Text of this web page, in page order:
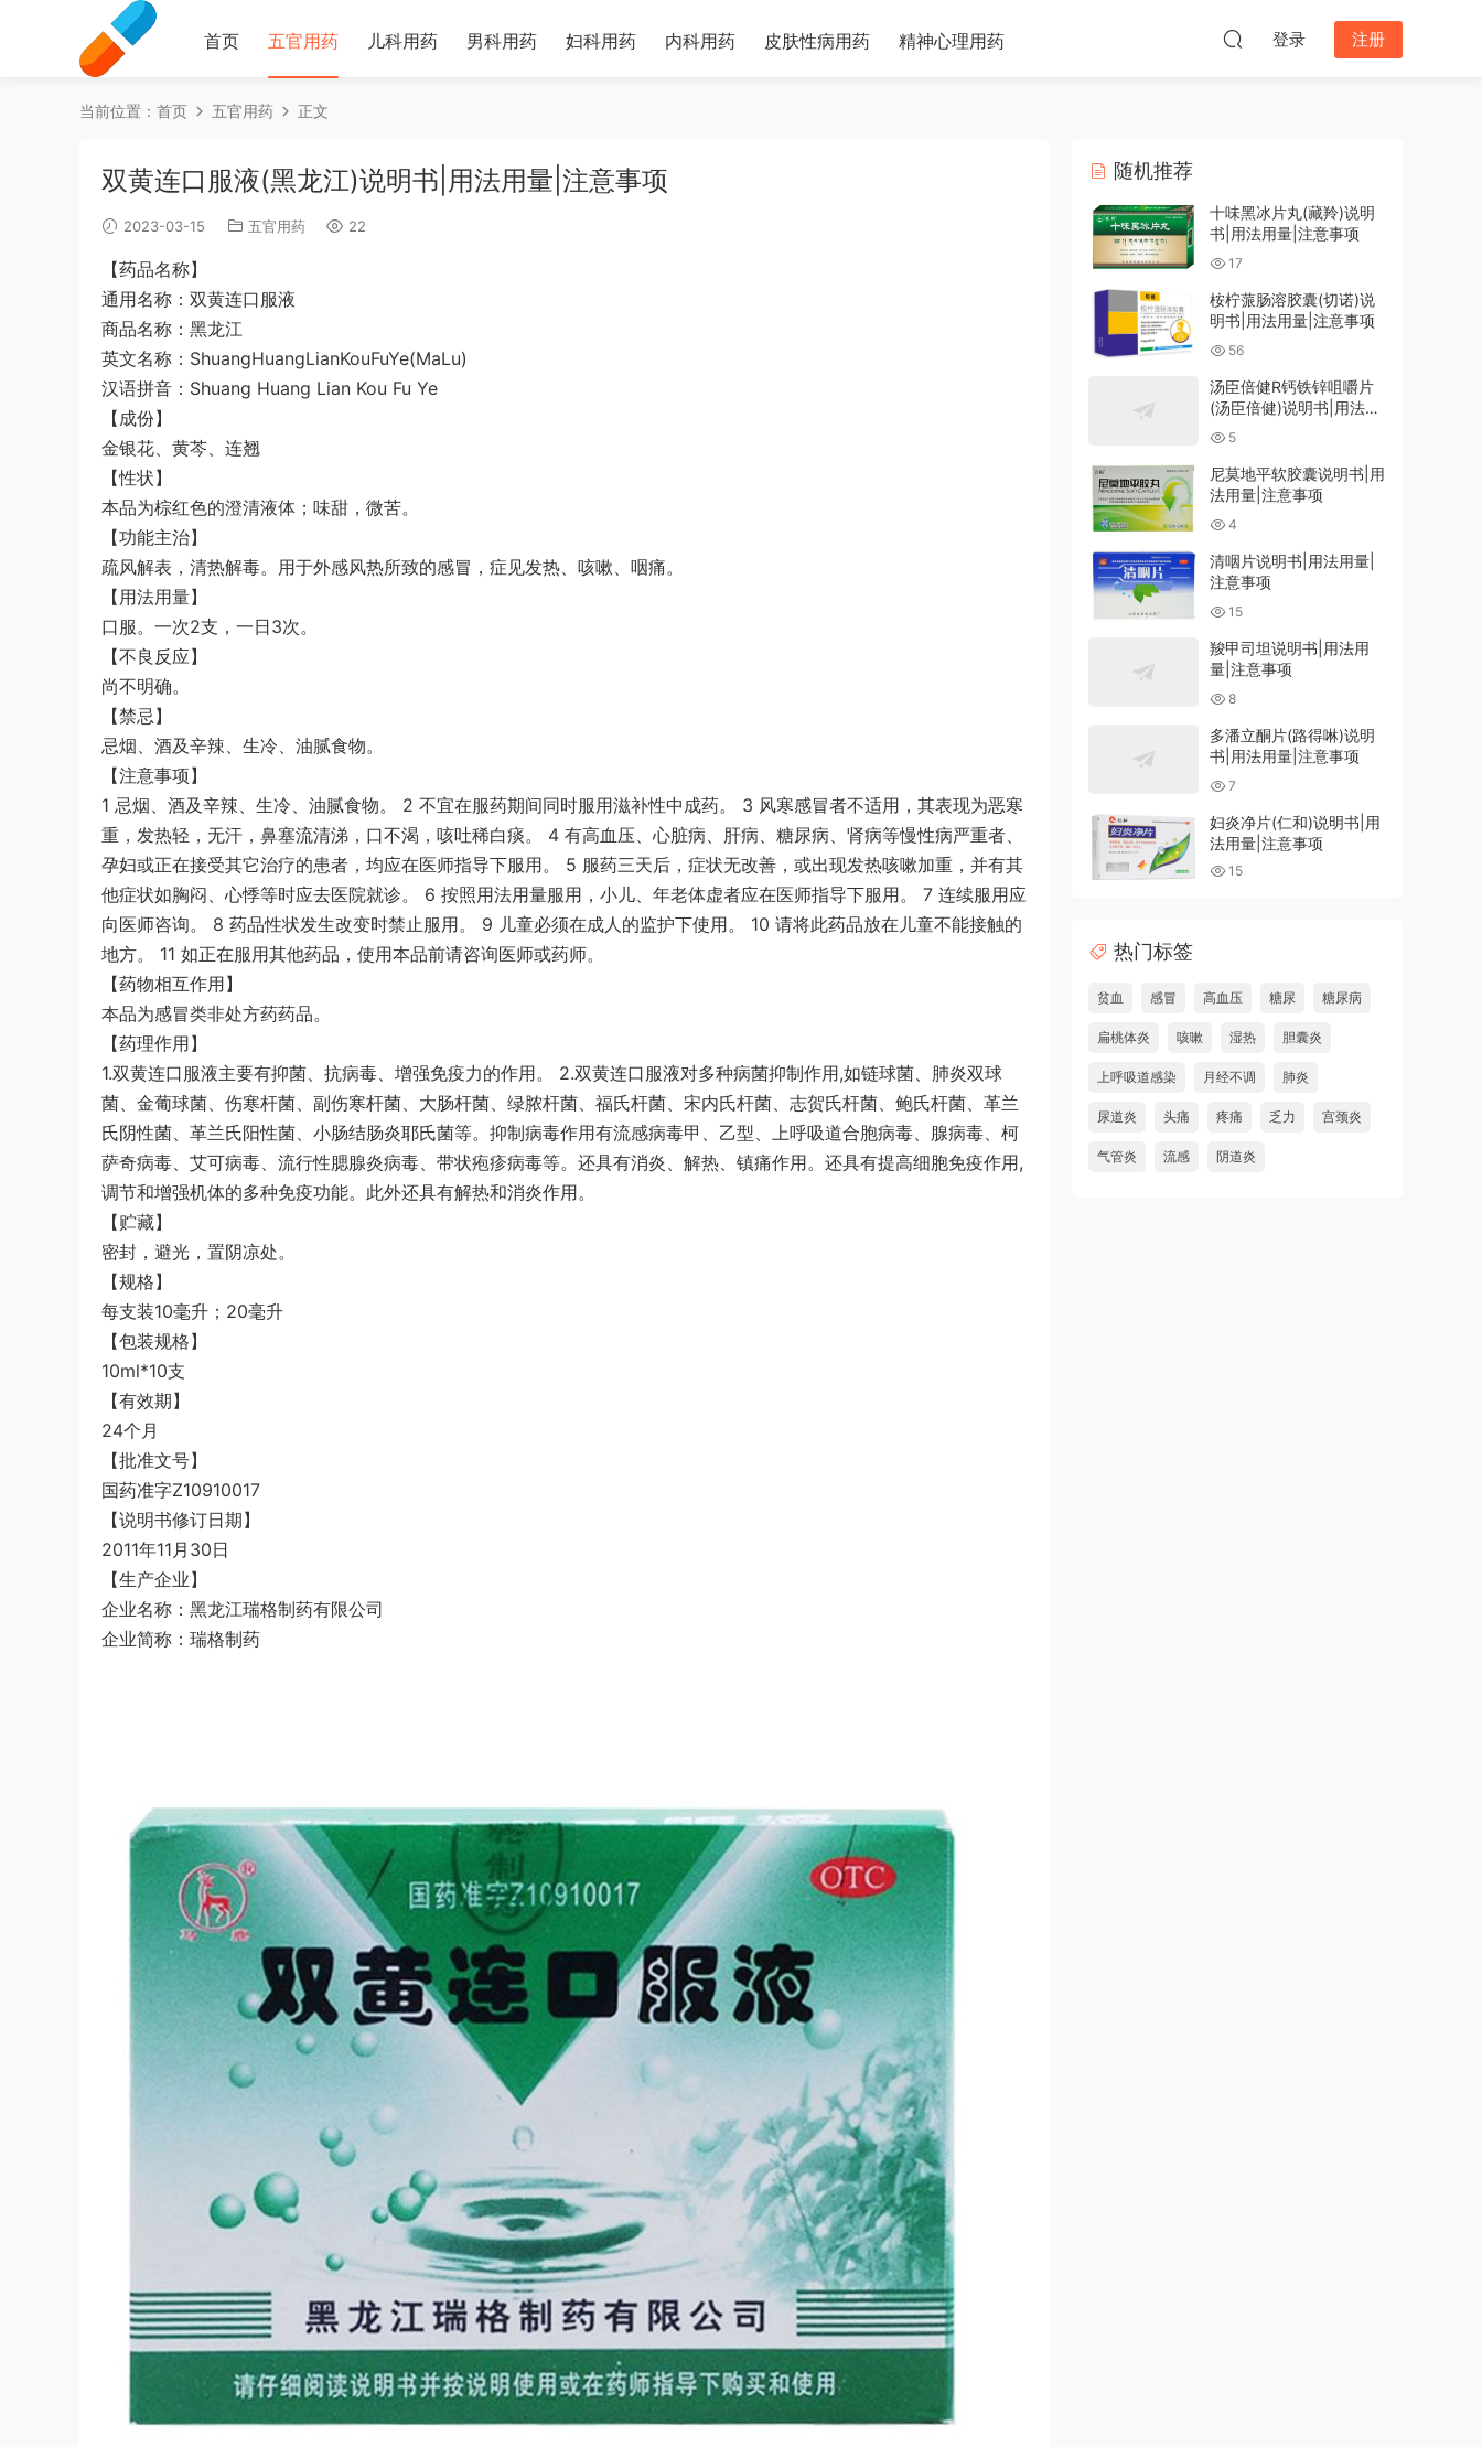
首页 五官用药 儿科用药 男科用药 妇科用药 内科用药 皮肤性病用药 精神心理用药 登录 注册
当前位置： 首页 五官用药 正文
双黄连口服液(黑龙江)说明书|用法用量|注意事项
2023-03-15 五官用药 22
【药品名称】
通用名称：双黄连口服液
商品名称：黑龙江
英文名称：ShuangHuangLianKouFuYe(MaLu)
汉语拼音：Shuang Huang Lian Kou Fu Ye
【成份】
金银花、黄芩、连翘
【性状】
本品为棕红色的澄清液体；味甜，微苦。
【功能主治】
疏风解表，清热解毒。用于外感风热所致的感冒，症见发热、咳嗽、咽痛。
【用法用量】
口服。一次2支，一日3次。
【不良反应】
尚不明确。
【禁忌】
忌烟、酒及辛辣、生冷、油腻食物。
【注意事项】
1 忌烟、酒及辛辣、生冷、油腻食物。 2 不宜在服药期间同时服用滋补性中成药。 3 风寒感冒者不适用，其表现为恶寒
重，发热轻，无汗，鼻塞流清涕，口不渴，咳吐稀白痰。 4 有高血压、心脏病、肝病、糖尿病、肾病等慢性病严重者、
孕妇或正在接受其它治疗的患者，均应在医师指导下服用。 5 服药三天后，症状无改善，或出现发热咳嗽加重，并有其
他症状如胸闷、心悸等时应去医院就诊。 6 按照用法用量服用，小儿、年老体虚者应在医师指导下服用。 7 连续服用应
向医师咨询。 8 药品性状发生改变时禁止服用。 9 儿童必须在成人的监护下使用。 10 请将此药品放在儿童不能接触的
地方。 11 如正在服用其他药品，使用本品前请咨询医师或药师。
【药物相互作用】
本品为感冒类非处方药药品。
【药理作用】
1.双黄连口服液主要有抑菌、抗病毒、增强免疫力的作用。 2.双黄连口服液对多种病菌抑制作用,如链球菌、肺炎双球
菌、金葡球菌、伤寒杆菌、副伤寒杆菌、大肠杆菌、绿脓杆菌、福氏杆菌、宋内氏杆菌、志贺氏杆菌、鲍氏杆菌、革兰
氏阴性菌、革兰氏阳性菌、小肠结肠炎耶氏菌等。抑制病毒作用有流感病毒甲、乙型、上呼吸道合胞病毒、腺病毒、柯
萨奇病毒、艾可病毒、流行性腮腺炎病毒、带状疱疹病毒等。还具有消炎、解热、镇痛作用。还具有提高细胞免疫作用,
调节和增强机体的多种免疫功能。此外还具有解热和消炎作用。
【贮藏】
密封，避光，置阴凉处。
【规格】
每支装10毫升；20毫升
【包装规格】
10ml*10支
【有效期】
24个月
【批准文号】
国药准字Z10910017
【说明书修订日期】
2011年11月30日
【生产企业】
企业名称：黑龙江瑞格制药有限公司
企业简称：瑞格制药
随机推荐
十味黑冰片丸(藏羚)说明
书|用法用量|注意事项
17
桉柠蒎肠溶胶囊(切诺)说
明书|用法用量|注意事项
56
汤臣倍健R钙铁锌咀嚼片
(汤臣倍健)说明书|用法用
量|注意事项
5
尼莫地平软胶囊说明书|用
法用量|注意事项
4
清咽片说明书|用法用量|
注意事项
15
羧甲司坦说明书|用法用
量|注意事项
8
多潘立酮片(路得啉)说明
书|用法用量|注意事项
7
妇炎净片(仁和)说明书|用
法用量|注意事项
15
热门标签
贫血 感冒 高血压 糖尿 糖尿病
扁桃体炎 咳嗽 湿热 胆囊炎
上呼吸道感染 月经不调 肺炎
尿道炎 头痛 疼痛 乏力 宫颈炎
气管炎 流感 阴道炎